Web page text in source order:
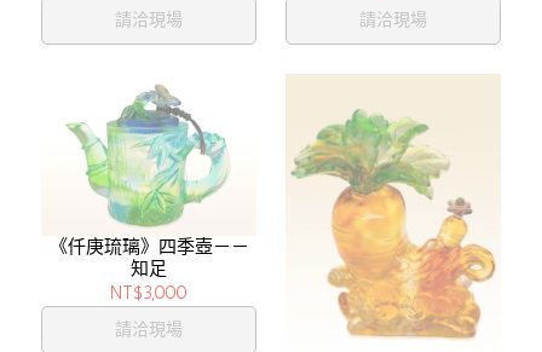
請洽現場 請洽現場
《仟庚琉璃》四季壺－－
知足
NT$3,000
請洽現場